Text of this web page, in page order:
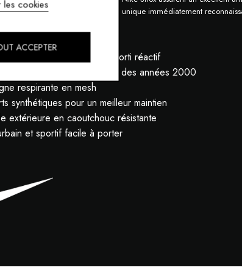
des chocs, tout en offrant un style unique immédiatement
:
Nike Shox pour un amorti réactif
rétro running emblématique des années 2000
respirante en mesh
synthétiques pour un meilleur maintien
extérieure en caoutchouc résistante
et sportif facile à porter
les cookies
ACCEPTER